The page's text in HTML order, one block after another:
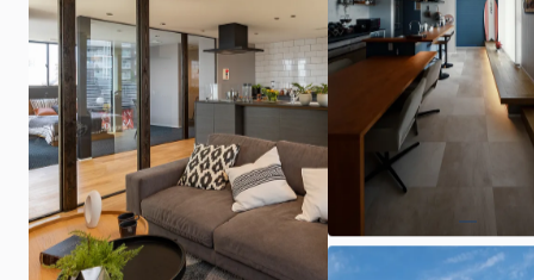
施工事例・お施主様インタビュー
土地探し
来場予約・資料請求・お問い合わせ